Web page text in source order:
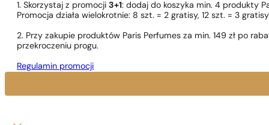
1. Skorzystaj z promocji 3+1: dodaj do koszyka min. 4 produkty
Promocja działa wielokrotnie: 8 szt. = 2 gratisy, 12 szt. = 3
2. Przy zakupie produktów Paris Perfumes za min. 149 zł po
przekroczeniu progu.
Regulamin promocji